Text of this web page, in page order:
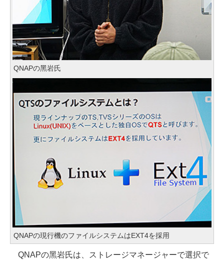
QNAPの黑岩氏
QNAPの現行機のファイルシステムはEXT4を採用
QNAPの黑岩氏は、ストレージマネージャーで選択で